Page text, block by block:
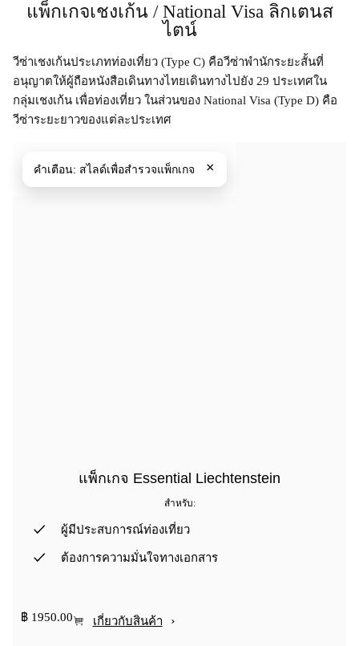
แพ็กเกจเชงเก้น / National Visa ลิกเตนส
ไตน์
วีซ่าเชงเก้นประเภทท่องเที่ยว (Type C) คือวีซ่าพำนักระยะสั้นที่
อนุญาตให้ผู้ถือหนังสือเดินทางไทยเดินทางไปยัง 29 ประเทศใน
กลุ่มเชงเก้น เพื่อท่องเที่ยว ในส่วนของ National Visa (Type D) คือ
วีซ่าระยะยาวของแต่ละประเทศ
×
คำเตือน: สไลด์เพื่อสำรวจแพ็กเกจ
แพ็กเกจ Essential Liechtenstein
สำหรับ:
ผู้มีประสบการณ์ท่องเที่ยว
ต้องการความมั่นใจทางเอกสาร
฿ 1950.00 เกี่ยวกับสินค้า ›